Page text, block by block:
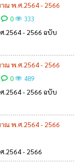
ณ พ.ศ.2564 - 2566
0 333
.2564 - 2566 ฉบับ
ณ พ.ศ.2564 - 2566
0 489
.2564 - 2566 ฉบับ
ณ พ.ศ.2564 - 2566
.2564 - 2566